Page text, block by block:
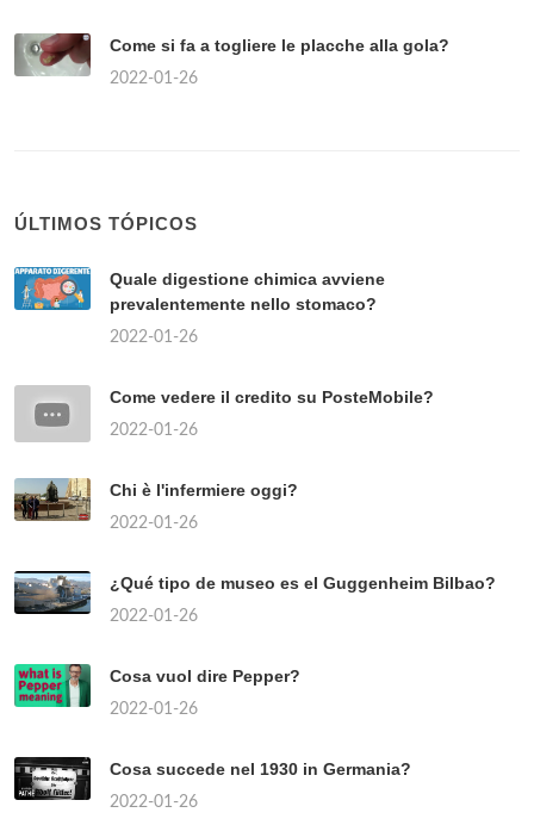
Come si fa a togliere le placche alla gola?
2022-01-26
ÚLTIMOS TÓPICOS
Quale digestione chimica avviene
prevalentemente nello stomaco?
2022-01-26
Come vedere il credito su PosteMobile?
2022-01-26
Chi è l'infermiere oggi?
2022-01-26
¿Qué tipo de museo es el Guggenheim Bilbao?
2022-01-26
Cosa vuol dire Pepper?
2022-01-26
Cosa succede nel 1930 in Germania?
2022-01-26